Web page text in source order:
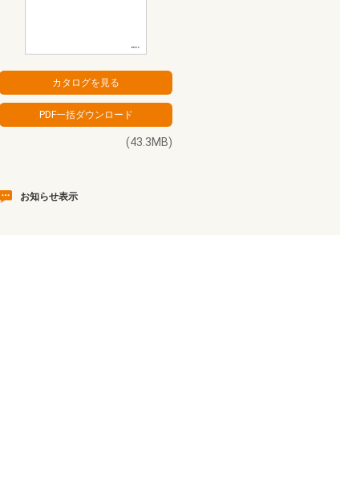
(43.3MB)
お知らせ表示